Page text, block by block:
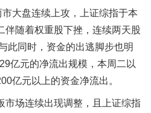
大盘连续上攻，上证综指于本
伴随着权重股下挫，连续两天股
此同时，资金的出逃脚步也明
亿元的净流出规模，本周二以
亿元以上的资金净流出。
市场连续出现调整，且上证综指